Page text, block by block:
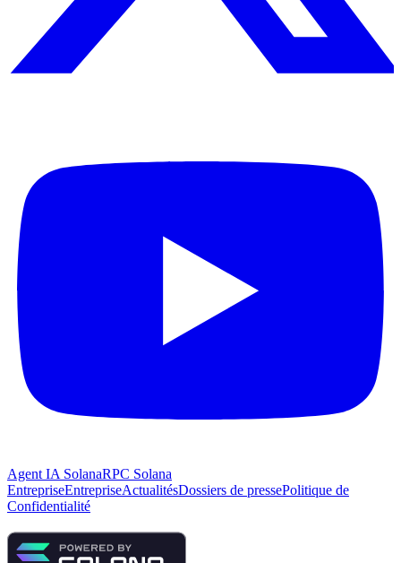
Agent IA SolanaRPC Solana
EntrepriseEntrepriseActualitésDossiers de pressePolitique de
Confidentialité